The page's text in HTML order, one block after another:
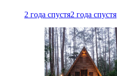
2 года спустя2 года спустя